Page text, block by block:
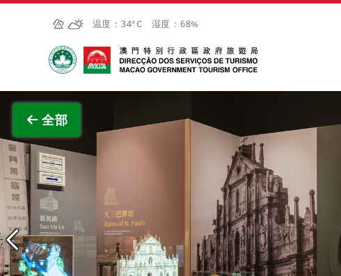
跳至主内容
温度： 34°C 湿度： 68%
澳门特别行政区政府旅游局
全部